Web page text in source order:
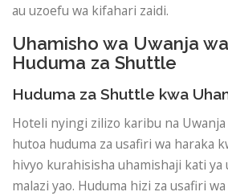
au uzoefu wa kifahari zaidi.
Uhamisho wa Uwanja
Huduma za Shuttle
Huduma za Shuttle kwa
Hoteli nyingi zilizo karibu na Uwanja
hutoa huduma za usafiri wa haraka
hivyo kurahisisha uhamishaji kati ya
malazi yao. Huduma hizi za usafiri